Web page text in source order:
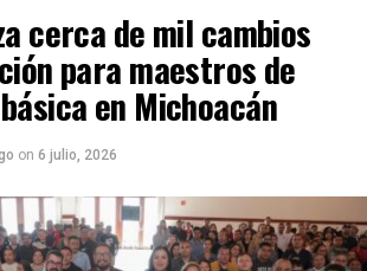
cerca de mil cambios
para maestros de
en Michoacán
on 6 julio, 2026